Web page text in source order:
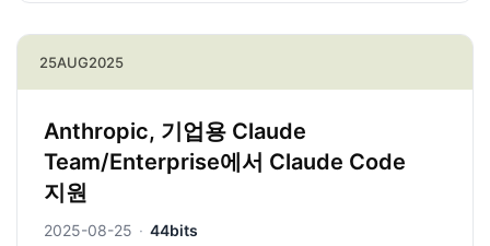
25AUG2025
Anthropic, 기업용 Claude
Team/Enterprise에서 Claude Code
지원
2025-08-25 · 44bits